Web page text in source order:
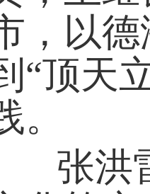
，以
“顶天
。
张洪雷